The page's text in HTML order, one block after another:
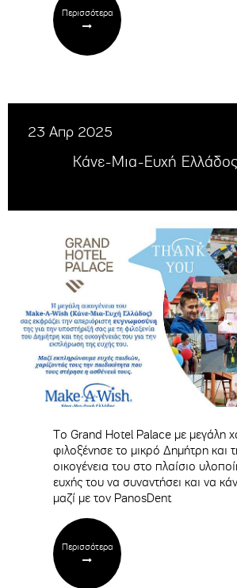
Περισσότερα
23 Απρ 2025
Κάνε-Μια-Ευχή
To Grand Hotel Palace με μεγάλη
φιλοξένησε το μικρό Δημήτρη και
οικογένεια του στο πλαίσιο
ευχής του να συναντήσει και να
μαζί με τον PanosDent
Περισσότερα